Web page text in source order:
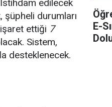
edilecek
şüpheli durumları
ettiği 7
Sistem,
desteklenecek.
E-